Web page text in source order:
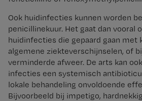
Ook huidinfecties kunnen worden
penicillinekuur. Het gaat dan vooral
huidinfecties die gepaard gaan met
algemene ziekteverschijnselen, of
verminderde afweer. De arts kan
infecties een systemisch
lokale behandeling onvoldoende
Bijvoorbeeld bij impetigo,